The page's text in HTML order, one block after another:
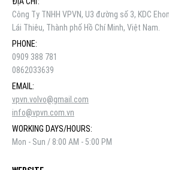
Công Ty TNHH VPVN, U3 đường số 3, KDC
Lái Thiêu, Thành phố Hồ Chí Minh, Việt Nam.
PHONE:
0909 388 781
0862033639
EMAIL:
vpvn.volvo@gmail.com
info@vpvn.com.vn
WORKING DAYS/HOURS:
Mon - Sun / 8:00 AM - 5:00 PM